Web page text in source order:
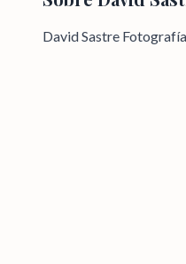
David Sastre